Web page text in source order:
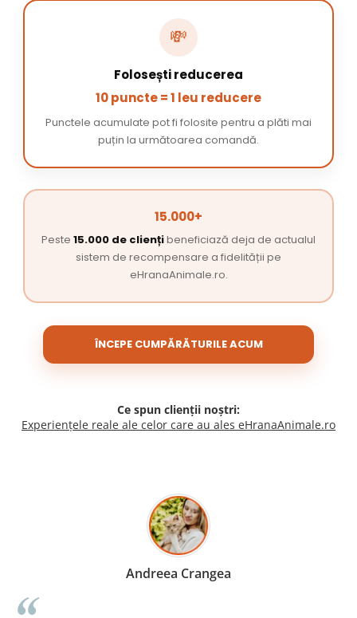
💸
Folosești reducerea
10 puncte = 1 leu reducere
Punctele acumulate pot fi folosite pentru a plăti mai
puțin la următoarea comandă.
15.000+
Peste 15.000 de cliențibeneficiază deja de actualul
sistem de recompensare a fidelității pe
eHranaAnimale.ro.
ÎNCEPE CUMPĂRĂTURILE ACUM
Ce spun clienții noștri:
Experiențele reale ale celor care au ales eHranaAnimale.ro
Madalina Stancea